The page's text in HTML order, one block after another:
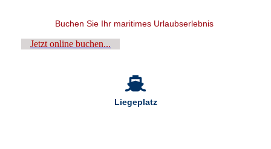
Buchen Sie Ihr maritimes Urlaubserlebnis
Jetzt online buchen...
Liegeplatz